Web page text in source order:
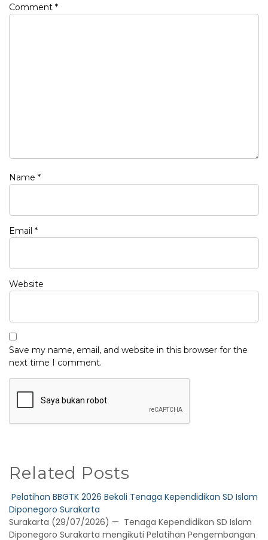
Comment *
Name *
Email *
Website
Save my name, email, and website in this browser for the
next time I comment.
Related Posts
Pelatihan BBGTK 2026 Bekali Tenaga Kependidikan SD Islam
Diponegoro Surakarta
Surakarta (29/07/2026) — Tenaga Kependidikan SD Islam
Diponegoro Surakarta mengikuti Pelatihan Pengembangan